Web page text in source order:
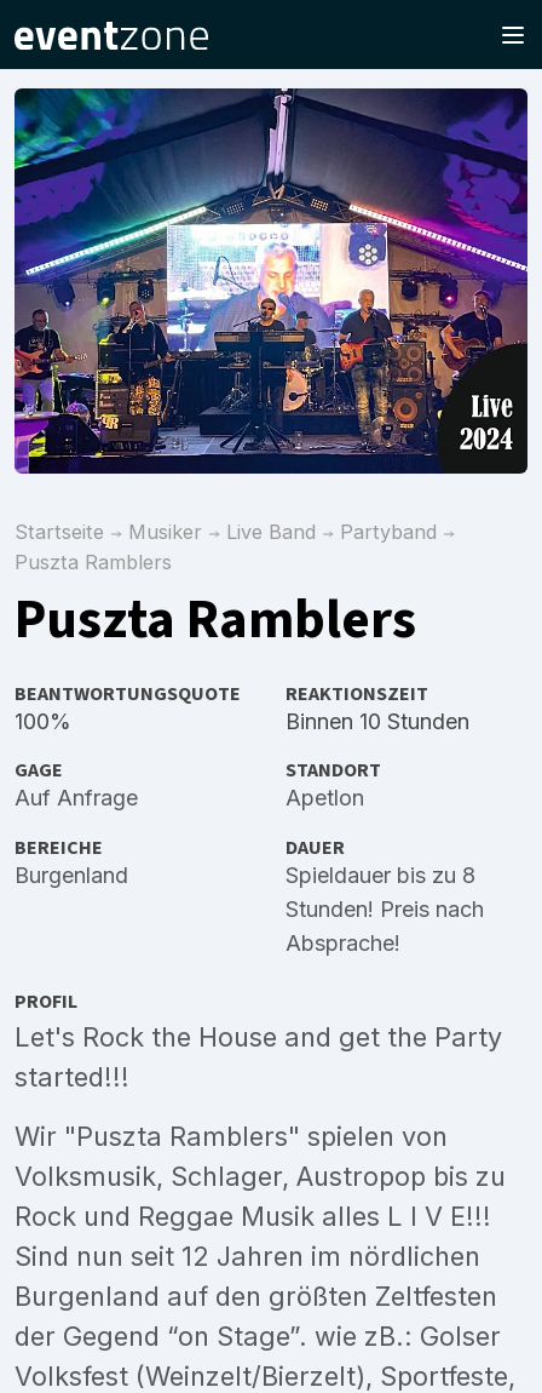
Startseite Musiker Live Band
Partyband
Puszta Ramblers
Puszta Ramblers
BEANTWORTUNGSQUOTE
100%
REAKTIONSZEIT
Binnen 10 Stunden
GAGE
Auf Anfrage
STANDORT
Apetlon
BEREICHE
Burgenland
DAUER
Spieldauer bis zu 8
Stunden! Preis nach
Absprache!
PROFIL
Let's Rock the House and get the Party
started!!!
Wir "Puszta Ramblers" spielen von
Volksmusik, Schlager, Austropop bis zu
Rock und Reggae Musik alles L I V E!!!
Sind nun seit 12 Jahren im nördlichen
Burgenland auf den größten Zeltfesten
der Gegend “on Stage”. wie zB.: Golser
Volksfest (Weinzelt/Bierzelt), Sportfeste,